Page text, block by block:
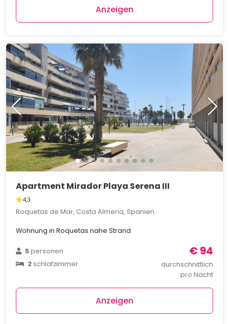
Anzeigen
Apartment Mirador Playa Serena III
4,3
Roquetas de Mar, Costa Almeria, Spanien
Wohnung in Roquetas nahe Strand
5personen
2schlafzimmer
€ 94
durchschnittlich
pro Nacht
Anzeigen